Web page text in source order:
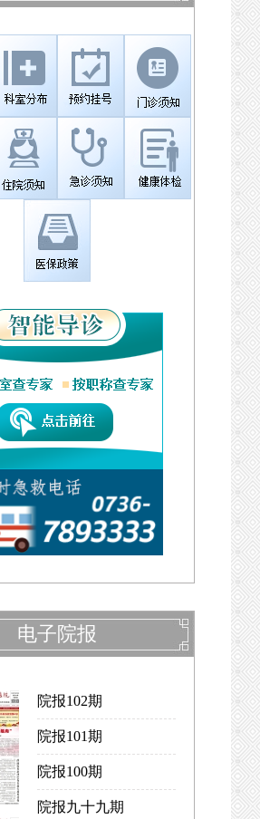
电子院报
院报102期
院报101期
院报100期
院报九十九期